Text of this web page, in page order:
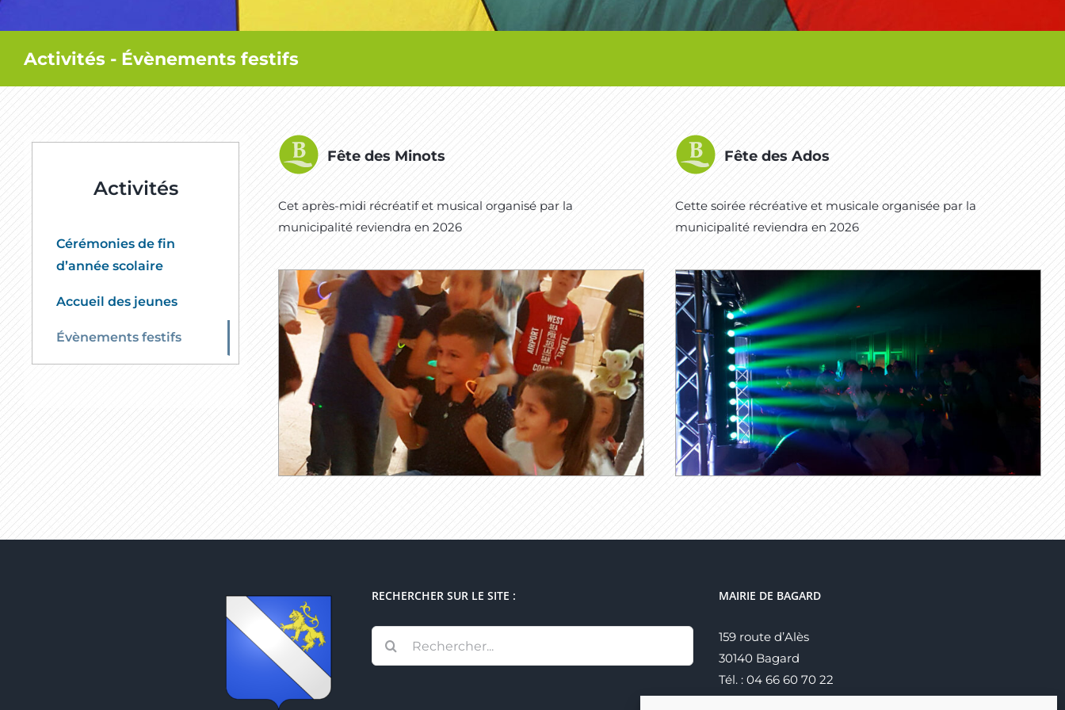
Activités - Évènements festifs
Fête des Minots
Cet après-midi récréatif et musical organisé par la
municipalité reviendra en 2026
Fête des Ados
Cette soirée récréative et musicale organisée par la
municipalité reviendra en 2026
Activités
Cérémonies de fin
d’année scolaire
Accueil des jeunes
Évènements festifs
RECHERCHER SUR LE SITE : MAIRIE DE BAGARD
159 route d’Alès
30140 Bagard
Tél. : 04 66 60 70 22